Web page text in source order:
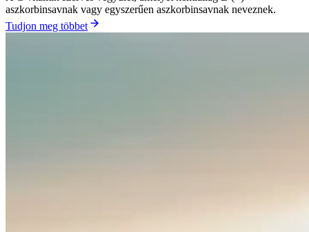
aszkorbinsavnak vagy egyszerűen aszkorbinsavnak neveznek.
Tudjon meg többet